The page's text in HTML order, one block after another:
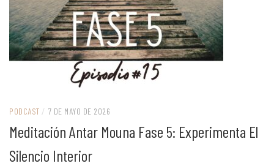
PODCAST / 7 DE MAYO DE 2026
Meditación Antar Mouna Fase 5: Experimenta El
Silencio Interior